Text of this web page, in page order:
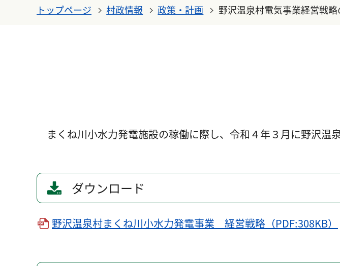
トップページ 村政情報 政策・計画 野沢温泉村電気事業経営戦
まくね川小水力発電施設の稼働に際し、令和４年３月に野沢温
ダウンロード
野沢温泉村まくね川小水力発電事業 経営戦略（PDF:308KB）